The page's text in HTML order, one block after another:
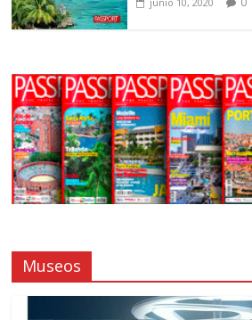
Museos